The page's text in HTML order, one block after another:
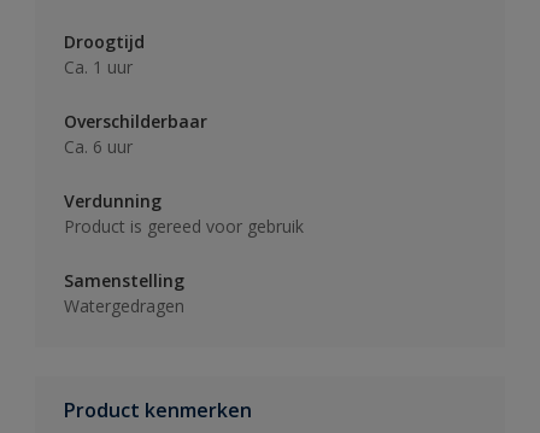
Droogtijd
Ca. 1 uur
Overschilderbaar
Ca. 6 uur
Verdunning
Product is gereed voor gebruik
Samenstelling
Watergedragen
Product kenmerken